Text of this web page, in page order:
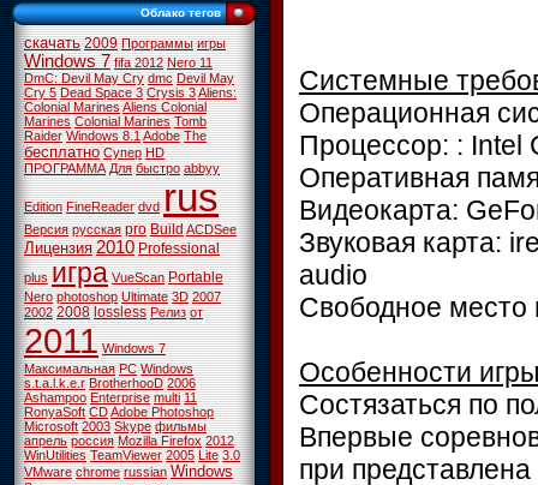
Облако тегов
скачать 2009 Программы игры
Windows 7 fifa 2012 Nero 11
DmC: Devil May Cry dmc Devil May
Cry 5 Dead Space 3 Crysis 3Aliens:
Colonial MarinesAliens Colonial
Marines Colonial Marines Tomb
Raider Windows 8.1Adobe The
бесплатно Супер HD
ПРОГРАММА Для быстро abbyy
Edition FineReader dvd rus
Версия русская pro BuildACDSee
Лицензия 2010 Professional
plus игра VueScan Portable
Nero photoshop Ultimate 3D 2007
2002 2008 lossless Релиз от
2011 Windows 7
Максимальная PC Windows
s.t.a.l.k.e.r BrotherhooD 2006
Ashampoo Enterprise multi 11
RonyaSoft CDAdobe Photoshop
Microsoft 2003 Skype фильмы
апрель россия Mozilla Firefox 2012
WinUtilities TeamViewer 2005 Lite 3.0
VMware chrome russian Windows
Системные
Операционная
Процессор: : Intel
Оперативная
Видеокарта:
Звуковая карта:
audio
Свободное место
Особенности
Состязаться по
Впервые
при